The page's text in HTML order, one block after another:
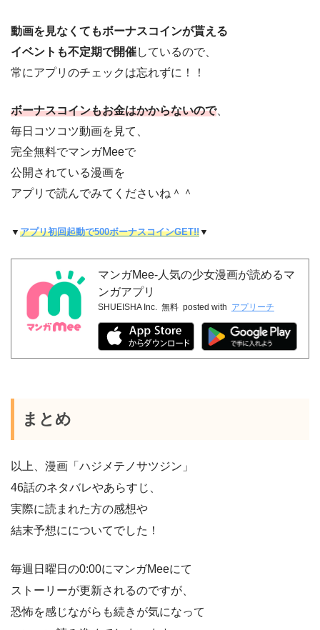
動画を見なくてもボーナスコインが貰える
イベントも不定期で開催しているので、
常にアプリのチェックは忘れずに！！
ボーナスコインもお金はかからないので、
毎日コツコツ動画を見て、
完全無料でマンガMeeで
公開されている漫画を
アプリで読んでみてくださいね＾＾
▼ アプリ初回起動で500ボーナスコインGET!!▼
マンガMee-人気の少女漫画が読めるマ
ンガアプリ
SHUEISHA Inc. 無料 posted with アプリーチ
まとめ
以上、漫画「ハジメテノサツジン」
46話のネタバレやあらすじ、
実際に読まれた方の感想や
結末予想にについてでした！
毎週日曜日の0:00にマンガMeeにて
ストーリーが更新されるのですが、
恐怖を感じながらも続きが気になって